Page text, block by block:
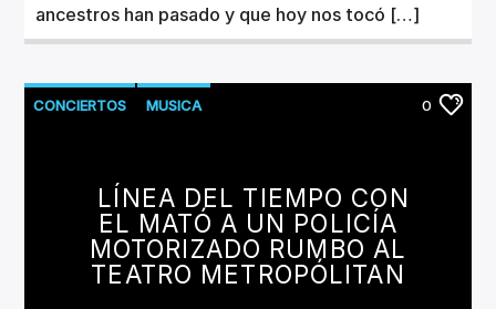
ancestros han pasado y que hoy nos tocó […]
CONCIERTOS MUSICA 0
LÍNEA DEL TIEMPO CON
EL MATÓ A UN POLICÍA
MOTORIZADO RUMBO AL
TEATRO METROPÓLITAN